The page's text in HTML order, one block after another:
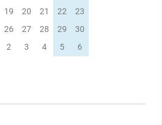
19 20 21 22
23
26 27 28 29
30
2 3 4 5 6